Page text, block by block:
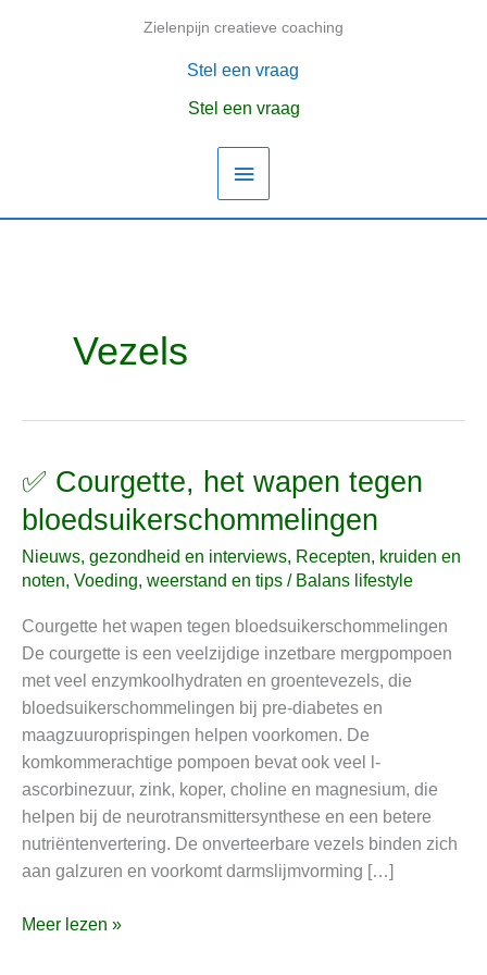
Zielenpijn creatieve coaching
Hoofdmenu
Stel een vraag
Stel een vraag
Vezels
✅ Courgette, het wapen tegen
bloedsuikerschommelingen
Nieuws, gezondheid en interviews, Recepten, kruiden en
noten, Voeding, weerstand en tips / Balans lifestyle
Courgette het wapen tegen bloedsuikerschommelingen
De courgette is een veelzijdige inzetbare mergpompoen
met veel enzymkoolhydraten en groentevezels, die
bloedsuikerschommelingen bij pre-diabetes en
maagzuuroprispingen helpen voorkomen. De
komkommerachtige pompoen bevat ook veel l-
ascorbinezuur, zink, koper, choline en magnesium, die
helpen bij de neurotransmittersynthese en een betere
nutriëntenvertering. De onverteerbare vezels binden zich
aan galzuren en voorkomt darmslijmvorming […]
✅
het
wapen
tegen
Meer lezen »